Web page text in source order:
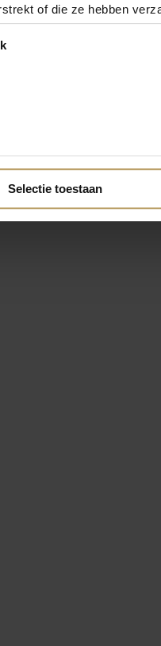
of die ze hebben
Selectie toestaan